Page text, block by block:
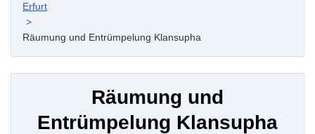
Erfurt
>
Räumung und Entrümpelung Klansupha
Räumung und
Entrümpelung Klansupha